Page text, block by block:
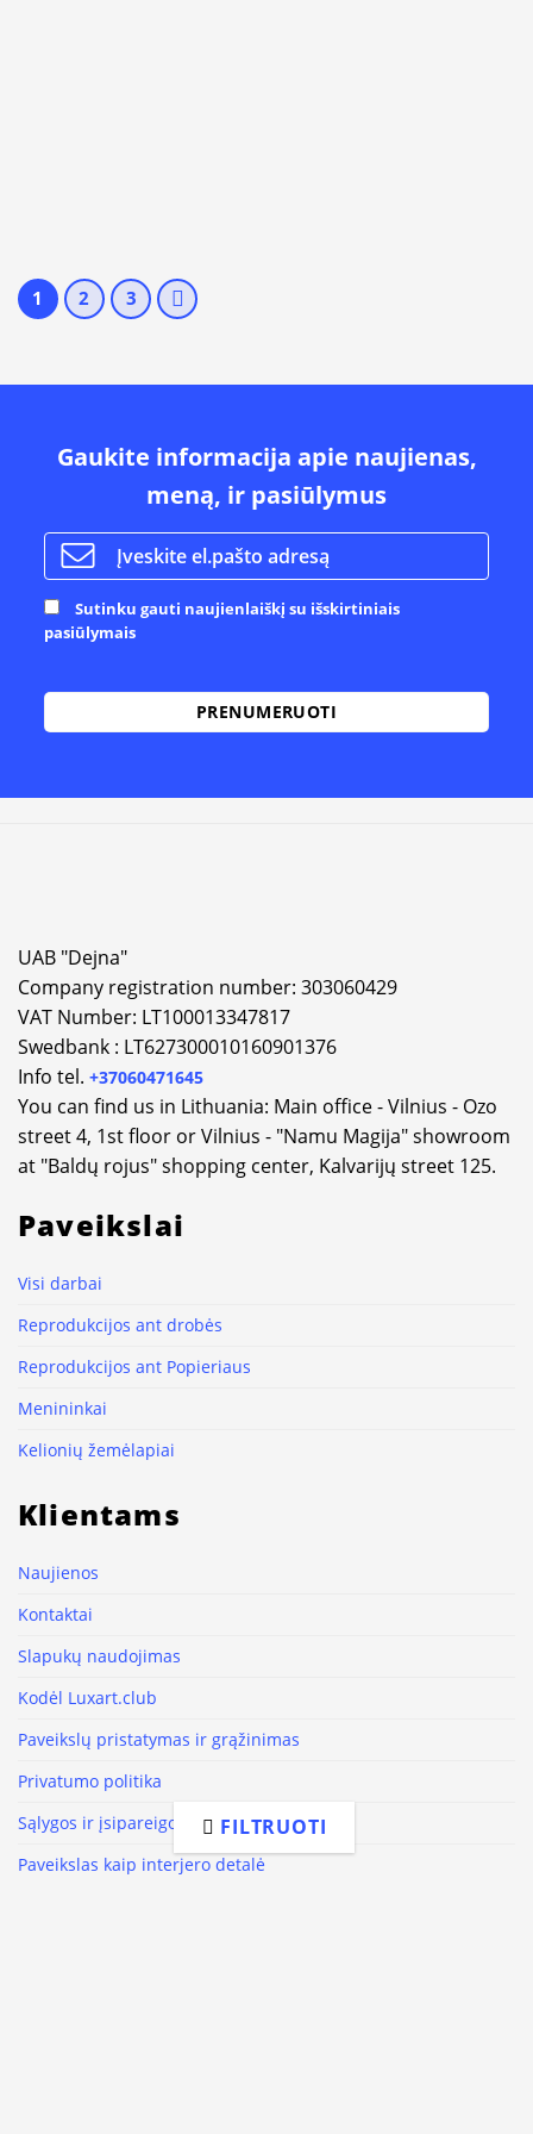
FILTRUOTI
1 2 3
Gaukite informacija apie naujienas,
meną, ir pasiūlymus
Sutinku gauti naujienlaiškį su išskirtiniais
pasiūlymais
UAB "Dejna"
Company registration number: 303060429
VAT Number: LT100013347817
Swedbank : LT627300010160901376
Info tel. +37060471645
You can find us in Lithuania: Main office - Vilnius - Ozo
street 4, 1st floor or Vilnius - "Namu Magija" showroom
at "Baldų rojus" shopping center, Kalvarijų street 125.
Paveikslai
Visi darbai
Reprodukcijos ant drobės
Reprodukcijos ant Popieriaus
Menininkai
Kelionių žemėlapiai
Klientams
Naujienos
Kontaktai
Slapukų naudojimas
Kodėl Luxart.club
Paveikslų pristatymas ir grąžinimas
Privatumo politika
Sąlygos ir įsipareigojimai
Paveikslas kaip interjero detalė